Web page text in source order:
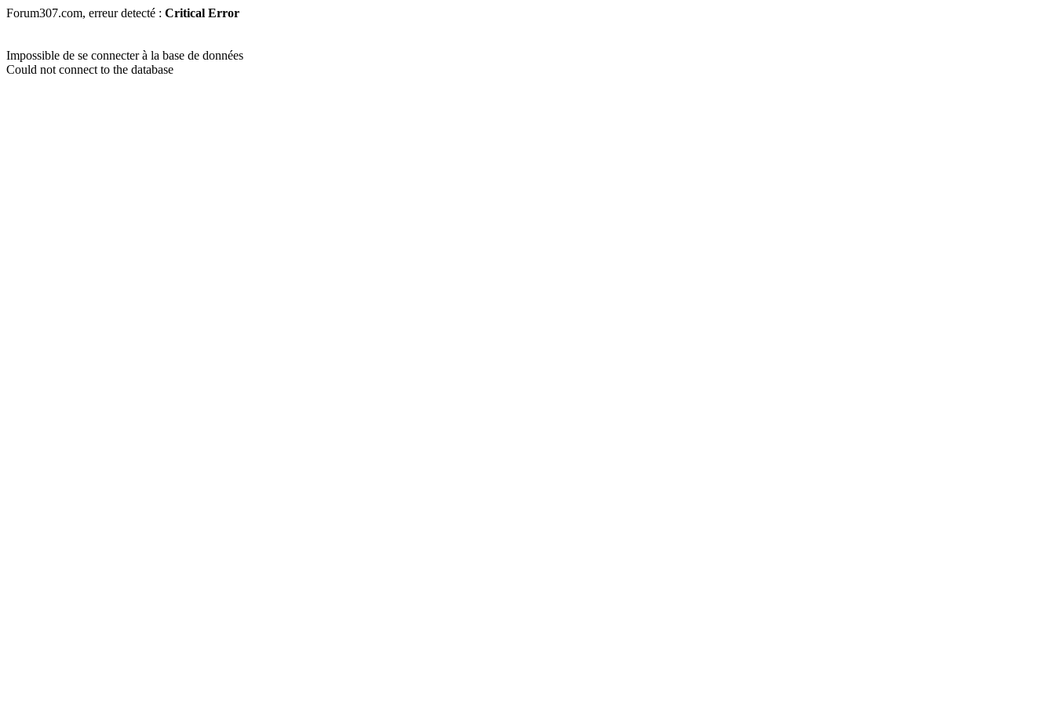
Forum307.com, erreur detecté : Critical Error
Impossible de se connecter à la base de données
Could not connect to the database